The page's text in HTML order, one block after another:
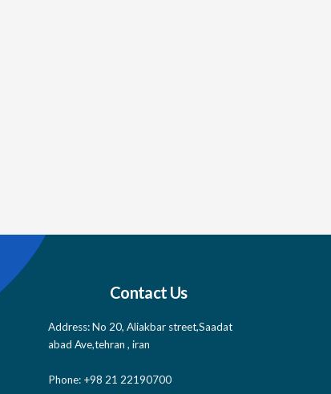
Contact Us
Address: No 20, Aliakbar street,Saadat
abad Ave,tehran , iran
Phone: +98 21 22190700